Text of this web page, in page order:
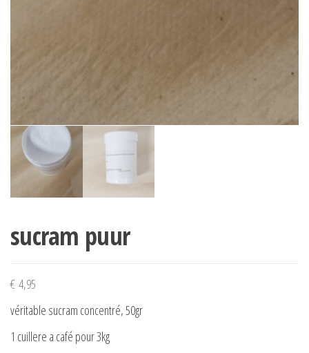
sucram puur
€ 4,95
véritable sucram concentré, 50gr
1 cuillere a café pour 3kg